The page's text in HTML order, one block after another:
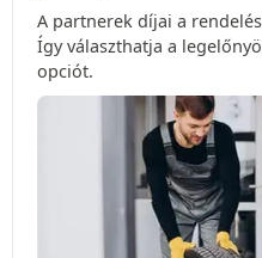
A partnerek díjai a
Így választhatja a
opciót.